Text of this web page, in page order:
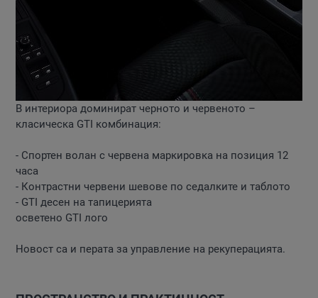
В интериора доминират черното и червеното –
класическа GTI комбинация:
- Спортен волан с червена маркировка на позиция 12
часа
- Контрастни червени шевове по седалките и таблото
- GTI десен на тапицерията
осветено GTI лого
Новост са и перата за управление на рекуперацията.